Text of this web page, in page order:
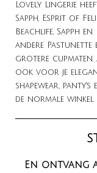
Lovely Lingerie
Sapph, Esprit of
Beachlife, Sapph
andere Pastunette
grotere cupmaten.
ook voor je
shapewear,
de normale winkel
En ontvang